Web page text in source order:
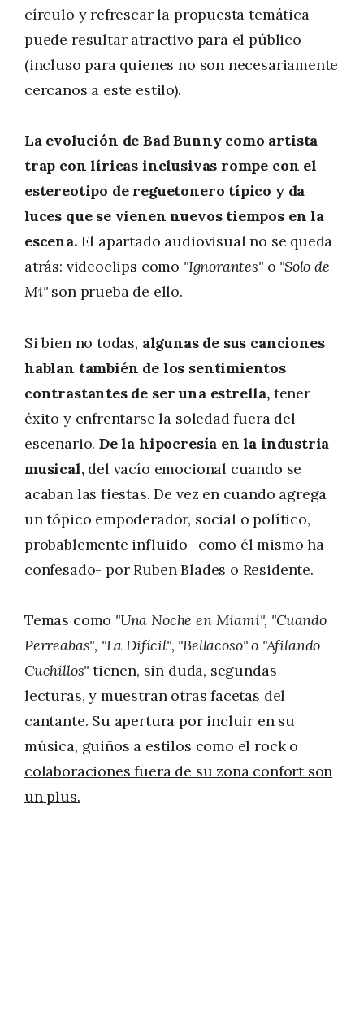
círculo y refrescar la propuesta temática
puede resultar atractivo para el público
(incluso para quienes no son necesariamente
cercanos a este estilo).
La evolución de Bad Bunny como artista
trap con líricas inclusivas rompe con el
estereotipo de reguetonero típico y da
luces que se vienen nuevos tiempos en la
escena. El apartado audiovisual no se queda
atrás: videoclips como "Ignorantes"o "Solo de
Mi" son prueba de ello.
Si bien no todas, algunas de sus canciones
hablan también de los sentimientos
contrastantes de ser una estrella,tener
éxito y enfrentarse la soledad fuera del
escenario.De la hipocresía en la industria
musical,del vacío emocional cuando se
acaban las fiestas. De vez en cuando agrega
un tópico empoderador, social o político,
probablemente influido -como él mismo ha
confesado- por Ruben Blades o Residente.
Temas como "Una Noche en Miami", "Cuando
Perreabas", "La Difícil", "Bellacoso" o "Afilando
Cuchillos" tienen, sin duda, segundas
lecturas, y muestran otras facetas del
cantante. Su apertura por incluir en su
música, guiños a estilos como el rock o
colaboraciones fuera de su zona confort son
un plus.